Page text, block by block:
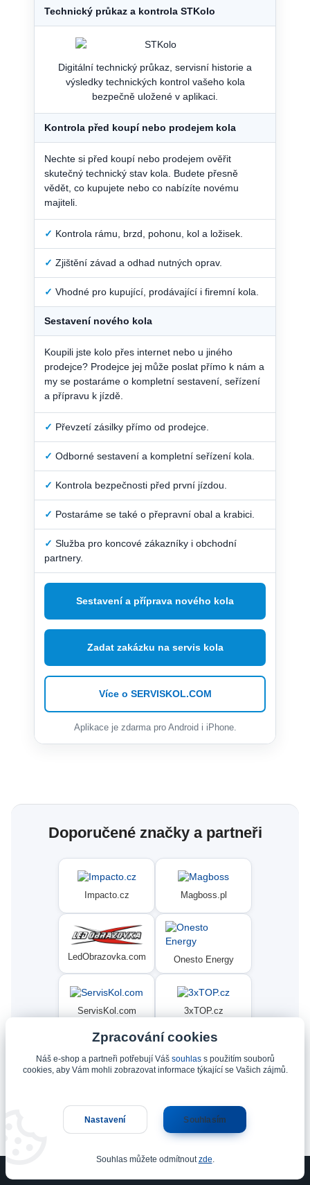
Technický průkaz a kontrola STKolo
Digitální technický průkaz, servisní historie a
výsledky technických kontrol vašeho kola
bezpečně uložené v aplikaci.
Kontrola před koupí nebo prodejem kola
Nechte si před koupí nebo prodejem ověřit
skutečný technický stav kola. Budete přesně
vědět, co kupujete nebo co nabízíte novému
majiteli.
✓ Kontrola rámu, brzd, pohonu, kol a ložisek.
✓ Zjištění závad a odhad nutných oprav.
✓ Vhodné pro kupující, prodávající i firemní kola.
Sestavení nového kola
Koupili jste kolo přes internet nebo u jiného
prodejce? Prodejce jej může poslat přímo k nám a
my se postaráme o kompletní sestavení, seřízení
a přípravu k jízdě.
✓ Převzetí zásilky přímo od prodejce.
✓ Odborné sestavení a kompletní seřízení kola.
✓ Kontrola bezpečnosti před první jízdou.
✓ Postaráme se také o přepravní obal a krabici.
✓ Služba pro koncové zákazníky i obchodní
partnery.
Sestavení a příprava nového kola
Zadat zakázku na servis kola
Více o SERVISKOL.COM
Aplikace je zdarma pro Android i iPhone.
Doporučené značky a partneři
Impacto.cz Magboss.pl
LedObrazovka.com Onesto Energy
ServisKol.com 3xTOP.cz
Condat Ninex.cz
Zpracování cookies
Náš e-shop a partneři potřebují Váš souhlass použitím souborů
cookies, aby Vám mohli zobrazovat informace týkající se Vašich zájmů.
Nastavení Souhlasím
Souhlas můžete odmítnoutzde